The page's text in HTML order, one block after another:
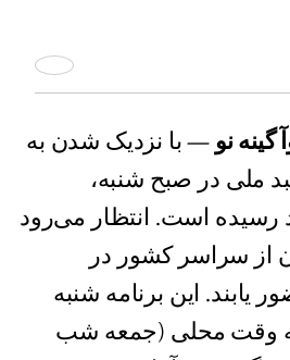
نو — با نزدیک شدن به
ملی در صبح شنبه،
رسیده است. انتظار می‌رود
مهمان از سراسر کشور در
یابند. این برنامه شنبه
ساعت ۸:۳۰ به وقت محلی (جمعه شب